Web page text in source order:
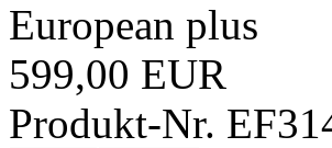
European plus
599,00 EUR
Produkt-Nr.